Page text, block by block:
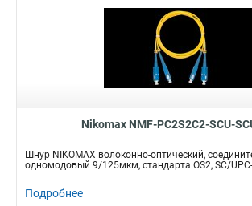
Nikomax NMF-PC2S2C2-SCU-
Шнур NIKOMAX волоконно-оптический,
одномодовый 9/125мкм, стандарта OS2, SC/
Подробнее